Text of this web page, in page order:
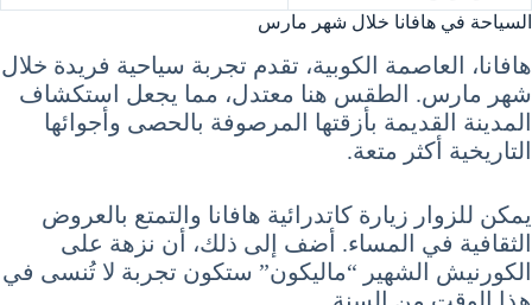
السياحة في هافانا خلال شهر مارس
هافانا، العاصمة الكوبية، تقدم تجربة سياحية فريدة خلال
شهر مارس. الطقس هنا معتدل، مما يجعل استكشاف
المدينة القديمة بأزقتها المرصوفة بالحصى وأجوائها
التاريخية أكثر متعة.
يمكن للزوار زيارة كاتدرائية هافانا والتمتع بالعروض
الثقافية في المساء. أضف إلى ذلك، أن نزهة على
الكورنيش الشهير “ماليكون” ستكون تجربة لا تُنسى في